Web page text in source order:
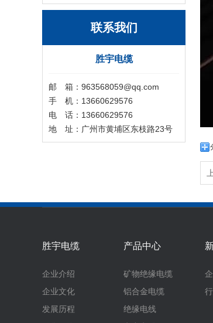
联系我们
胜宇电缆
邮 箱：963568059@qq.com
手 机：13660629576
电 话：13660629576
地 址：广州市黄埔区东枝路23号
胜宇电缆
企业介绍
企业文化
发展历程
产品中心
矿物绝缘电缆
铝合金电缆
绝缘电线